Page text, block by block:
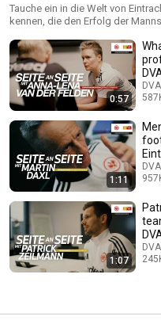
Eintracht Frankfurt
Tauche ein in die Welt von
kennen, die den Erfolg der
mentale Stärke,
Equipment-Organisation. Von Martin Daxl, der Spieler in Fokus, Resilienz
und persönlicher Entwicklung
Welden, die Spieler optimal
Lionti, die als Teammanager
Spielalltag organisieren – hier
zählt. Diese Videos sind Teil der Partnerschaft von der Deutsche
Vermögensberatung, Eintracht
exklusive Behind-the-Scenes-
Perfekt für Fans,
Erfolg im Fußball entsteht.
0:57
1:11
1:07